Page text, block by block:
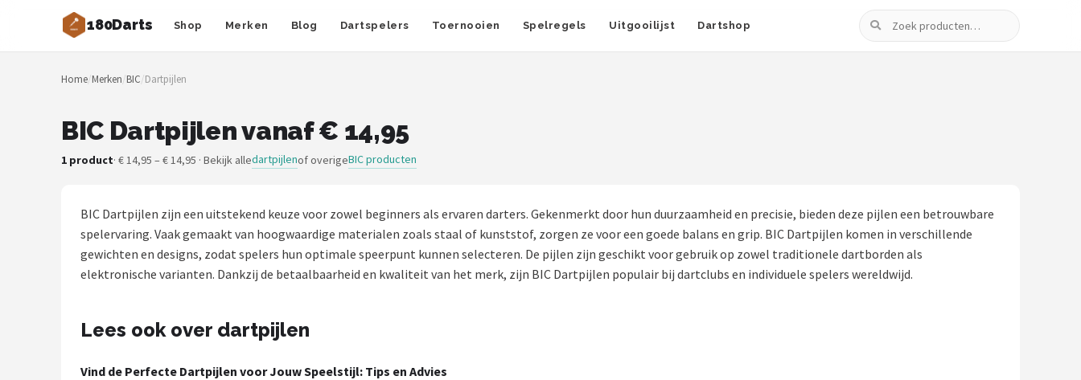
180Darts Shop Merken Blog Dartspelers Toernooien Spelregels Uitgooilijst Dartshop
Zoeken
Zoeken
NAVIGATIE
Merken
Dartspelers
Toernooien
Home/Merken/BIC/Dartpijlen
BIC Dartpijlen vanaf € 14,95
1 product· € 14,95 – € 14,95 · Bekijk alledartpijlenof overigeBIC producten
BIC Dartpijlen zijn een uitstekend keuze voor zowel beginners als ervaren darters. Gekenmerkt door hun duurzaamheid en precisie, bieden deze pijlen een betrouwbare
spelervaring. Vaak gemaakt van hoogwaardige materialen zoals staal of kunststof, zorgen ze voor een goede balans en grip. BIC Dartpijlen komen in verschillende
gewichten en designs, zodat spelers hun optimale speerpunt kunnen selecteren. De pijlen zijn geschikt voor gebruik op zowel traditionele dartborden als
elektronische varianten. Dankzij de betaalbaarheid en kwaliteit van het merk, zijn BIC Dartpijlen populair bij dartclubs en individuele spelers wereldwijd.
Lees ook over dartpijlen
Vind de Perfecte Dartpijlen voor Jouw Speelstijl: Tips en Advies